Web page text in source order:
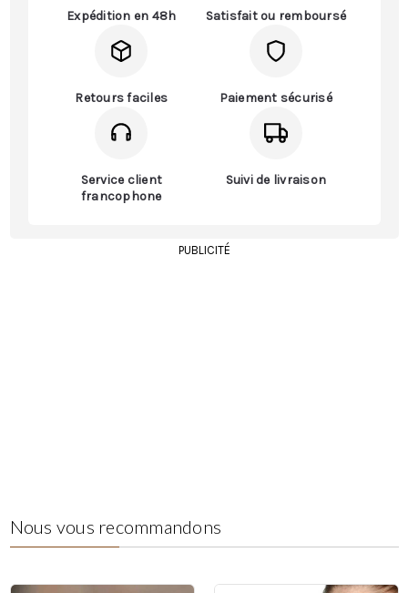
Expédition en 48h Satisfait ou remboursé
Retours faciles Paiement sécurisé
Service client
francophone
Suivi de livraison
PUBLICITÉ
Nous vous recommandons